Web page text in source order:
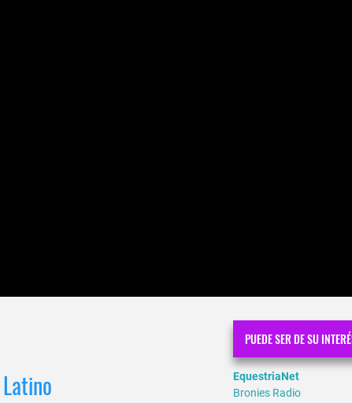
PUEDE SER DE SU
EquestriaNet
Bronies Radio